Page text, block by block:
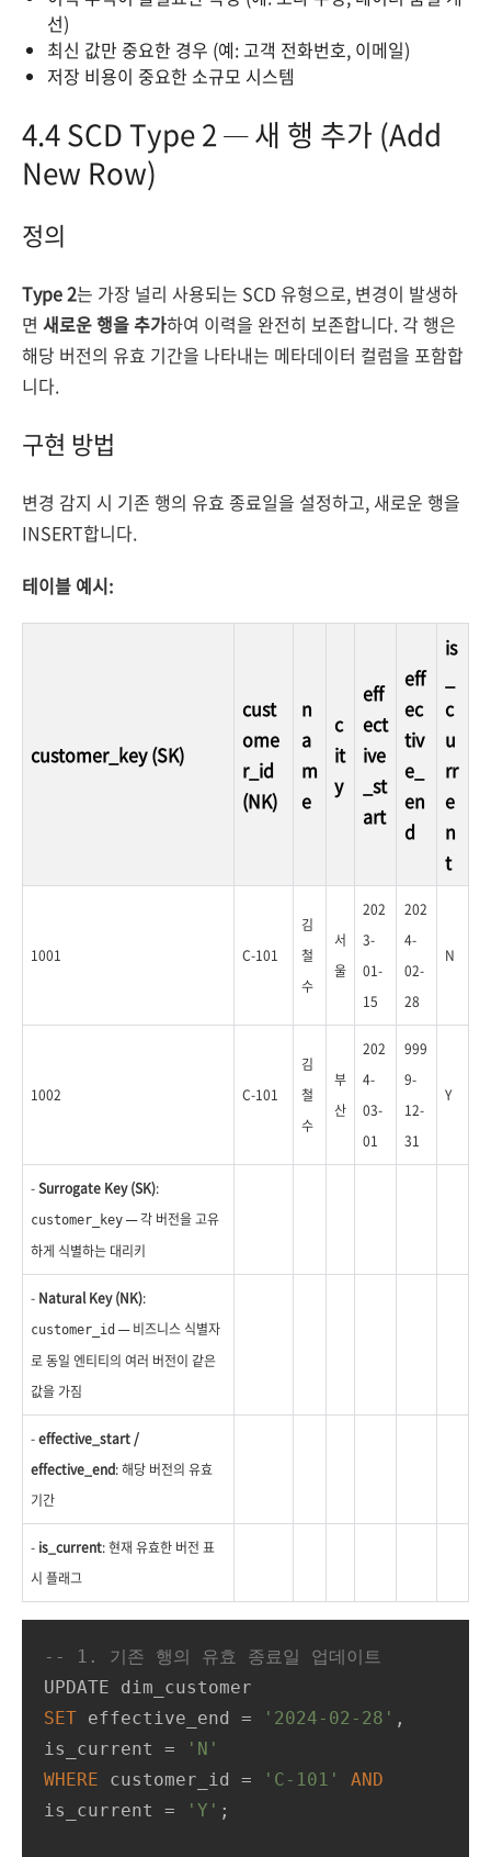
선)
최신 값만 중요한 경우 (예: 고객 전화번호, 이메일)
저장 비용이 중요한 소규모 시스템
4.4 SCD Type 2 — 새 행 추가 (Add
New Row)
정의
Type 2는 가장 널리 사용되는 SCD 유형으로, 변경이 발생하
면 새로운 행을 추가하여 이력을 완전히 보존합니다. 각 행은
해당 버전의 유효 기간을 나타내는 메타데이터 컬럼을 포함합
니다.
구현 방법
변경 감지 시 기존 행의 유효 종료일을 설정하고, 새로운 행을
INSERT합니다.
테이블 예시:
customer_key(SK)
cust
ome
r_id
(NK)
n
a
m
e
c
it
y
eff
ect
ive
_st
art
eff
ec
tiv
e_
en
d
is
c
u
rr
e
n
t
1001 C-101
김
철
수
서
울
202
3-
01-
15
202
4-
02-
28
N
1002 C-101
김
철
수
부
산
202
4-
03-
01
999
9-
12-
31
Y
-Surrogate Key (SK):
customer_key — 각 버전을 고유
하게 식별하는 대리키
- Natural Key (NK):
customer_id — 비즈니스 식별자
로 동일 엔티티의 여러 버전이 같은
값을 가짐
-effective_start /
effective_end: 해당 버전의 유효
기간
- is_current: 현재 유효한 버전 표
시 플래그
-- 1. 기존 행의 유효 종료일 업데이트
SET effective_end = '2024-02-28' ,
is_current =
'N'
WHERE customer_id = 'C-101'
AND
is_current = 'Y' ;